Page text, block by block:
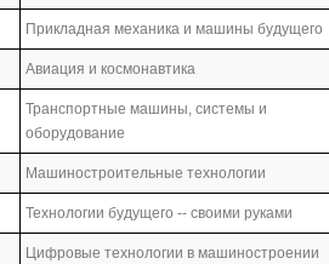
Прикладная механика и машины будущего
Авиация и космонавтика
Транспортные машины, системы и
оборудование
Машиностроительные технологии
Технологии будущего -- своими руками
Цифровые технологии в машиностроении